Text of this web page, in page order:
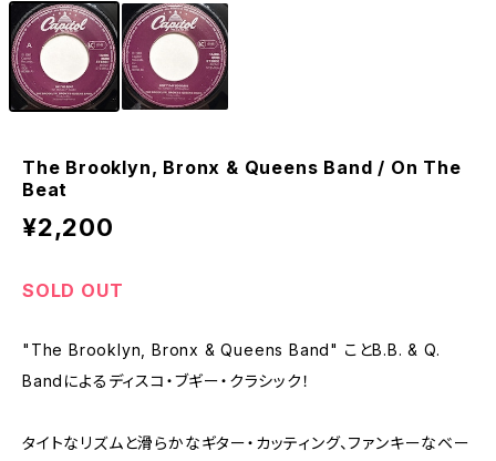
The Brooklyn, Bronx & Queens Band / On The
Beat
¥2,200
SOLD OUT
"The Brooklyn, Bronx & Queens Band" ことB.B. & Q.
Bandによるディスコ・ブギー・クラシック！
タイトなリズムと滑らかなギター・カッティング、ファンキーなベー